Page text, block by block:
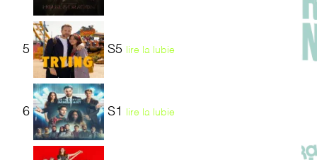
5 S5 lire la lubie
6 S1 lire la lubie